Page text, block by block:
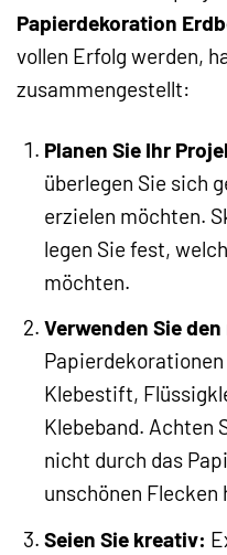
Papierdekoration
vollen Erfolg werden,
zusammengestellt:
Planen Sie Ihr
überlegen Sie sich
erzielen möchten.
legen Sie fest,
möchten.
Verwenden Sie
Klebestift,
Klebeband. Achten
nicht durch das
unschönen
Seien Sie kreativ: